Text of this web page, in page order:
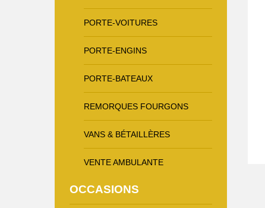
PORTE-VOITURES
PORTE-ENGINS
PORTE-BATEAUX
REMORQUES FOURGONS
VANS & BÉTAILLÈRES
VENTE AMBULANTE
OCCASIONS